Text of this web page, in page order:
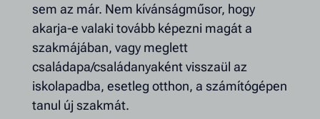
sem az már. Nem kívánságműsor, hogy
akarja-e valaki tovább képezni magát a
szakmájában, vagy meglett
családapa/családanyaként visszaül az
iskolapadba, esetleg otthon, a számítógépen
tanul új szakmát.